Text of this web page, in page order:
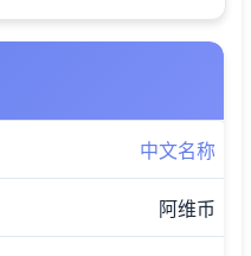
中文名称
阿维币